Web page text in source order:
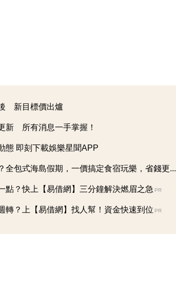
新目標價出爐
新 所有消息一手掌握！
態 即刻下載娛樂星聞APP
全包式海島假期，一價搞定食宿玩樂，省錢更...
點？快上【易借網】三分鐘解決燃眉之急 PR
轉？上【易借網】找人幫！資金快速到位 PR